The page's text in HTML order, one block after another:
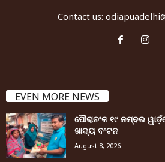
Contact us:
EVEN MORE NEWS
ପୌରାଚଂଳ ୧୯ ନମ୍ବର
ଖାଦ୍ୟ ବଂଟନ
August 8, 2026